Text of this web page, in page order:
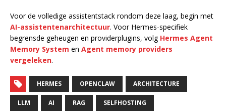
Voor de volledige assistentstack rondom deze laag, begin met
AI-assistentenarchitectuur. Voor Hermes-specifiek
begrensde geheugen en providerplugins, volg Hermes Agent
Memory System en Agent memory providers
vergeleken.
HERMES OPENCLAW ARCHITECTURE
LLM AI RAG SELFHOSTING